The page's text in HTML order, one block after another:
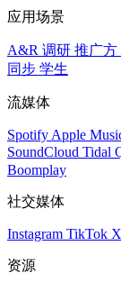
应用场景
A&R 调研 推广方
同步 学生
流媒体
Spotify Apple
SoundCloud Tidal
Boomplay
社交媒体
Instagram TikTok
资源